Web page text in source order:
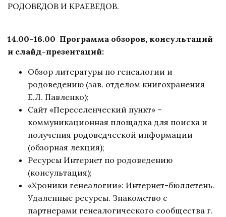
РОДОВЕДОВ И КРАЕВЕДОВ.
14.00–16.00 Программа обзоров, консультаций
и слайд-презентаций:
Обзор литературы по генеалогии и
родоведению (зав. отделом книгохранения
Е.Л. Павленко);
Сайт «Переселенческий пункт» –
коммуникационная площадка для поиска и
получения родоведческой информации
(обзорная лекция);
Ресурсы Интернет по родоведению
(консультация);
«Хроники генеалогии»: Интернет-бюллетень.
Удаленные ресурсы. Знакомство с
партнерами генеалогического сообщества г.